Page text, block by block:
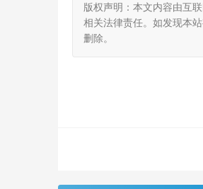
版权声明：本文内容由互
相关法律责任。如发现本
删除。